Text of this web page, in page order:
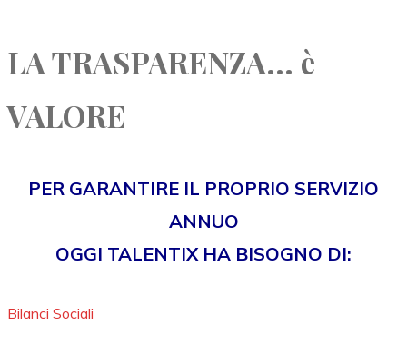
LA TRASPARENZA... è
VALORE
PER GARANTIRE IL PROPRIO SERVIZIO
ANNUO
OGGI TALENTIX HA BISOGNO DI:
Bilanci Sociali